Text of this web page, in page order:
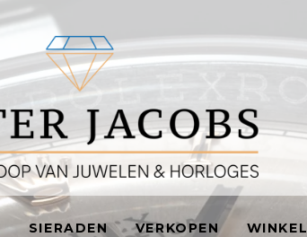
SIERADEN VERKOPEN WINKEL